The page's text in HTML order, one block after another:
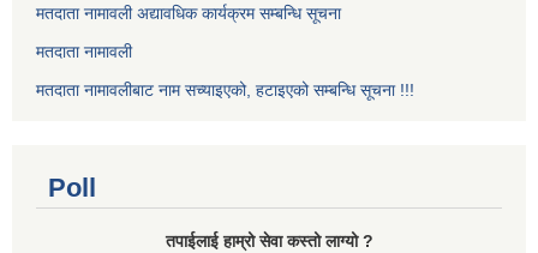
मतदाता नामावली अद्यावधिक कार्यक्रम सम्बन्धि सूचना
मतदाता नामावली
मतदाता नामावलीबाट नाम सच्याइएको, हटाइएको सम्बन्धि सूचना !!!
Poll
तपाईलाई हाम्रो सेवा कस्तो लाग्यो ?